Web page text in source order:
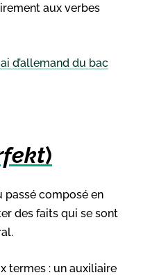
aux verbes
d’allemand du bac
)
passé composé en
des faits qui se sont
termes : un auxiliaire